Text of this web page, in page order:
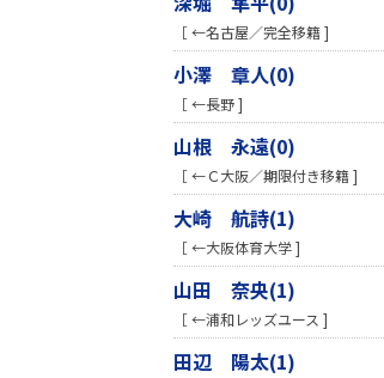
［ ←名古屋／完全移籍 ]
小澤 章人(0)
［ ←長野 ]
山根 永遠(0)
［ ←Ｃ大阪／期限付き移籍 ]
大崎 航詩(1)
［ ←大阪体育大学 ]
山田 奈央(1)
［ ←浦和レッズユース ]
田辺 陽太(1)